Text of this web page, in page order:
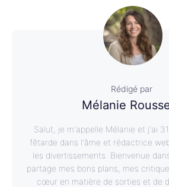
Rédigé par
Mélanie
Salut, je m'appelle Mélanie et j'ai
fêtarde dans l'âme et rédactrice
les divertissements. Bienvenue
partage mes bons plans, mes
cœur en matière de sorties et de